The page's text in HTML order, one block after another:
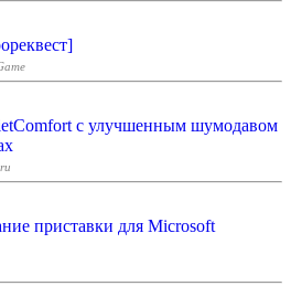
с улучшенным шумодавом
приставки для Microsoft